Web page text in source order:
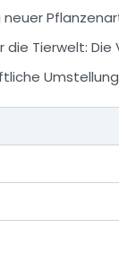
neuer
die Tierwelt: Die